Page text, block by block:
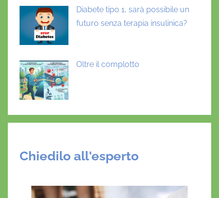
Diabete tipo 1, sarà possibile un
futuro senza terapia insulinica?
Oltre il complotto
Chiedilo all'esperto